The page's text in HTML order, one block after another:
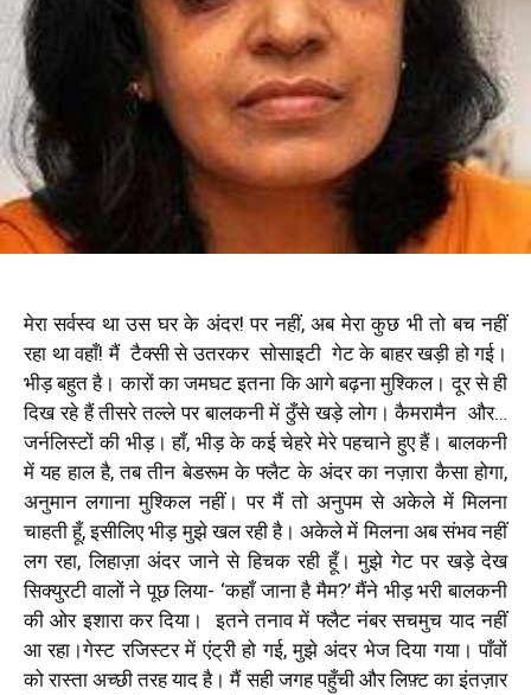
मेरा सर्वस्व था उस घर के अंदर! पर नहीं, अब मेरा कुछ भी तो बच नहीं
रहा था वहाँ! मैं टैक्सी से उतरकर सोसाइटी गेट के बाहर खड़ी हो गई।
भीड़ बहुत है। कारों का जमघट इतना कि आगे बढ़ना मुश्किल। दूर से ही
दिख रहे हैं तीसरे तल्ले पर बालकनी में ठुँसे खड़े लोग। कैमरामैन और…
जर्नलिस्टों की भीड़। हाँ, भीड़ के कई चेहरे मेरे पहचाने हुए हैं। बालकनी
में यह हाल है, तब तीन बेडरूम के फ्लैट के अंदर का नज़ारा कैसा होगा,
अनुमान लगाना मुश्किल नहीं। पर मैं तो अनुपम से अकेले में मिलना
चाहती हूँ,इसीलिए भीड़ मुझे खल रही है। अकेले में मिलना अब संभव नहीं
लग रहा,लिहाज़ा अंदर जाने से हिचक रही हूँ। मुझे गेट पर खड़े देख
सिक्युरटी वालों ने पूछ लिया- ‘कहाँ जाना है मैम?’मैंने भीड़ भरी बालकनी
की ओर इशारा कर दिया।
इतने तनाव में फ्लैट नंबर सचमुच याद नहीं
आ रहा।गेस्ट रजिस्टर में एंट्री हो गई,मुझे अंदर भेज दिया गया। पाँवों
को रास्ता अच्छी तरह याद है। मैं सही जगह पहुँची और लिफ़्ट का इंतज़ार